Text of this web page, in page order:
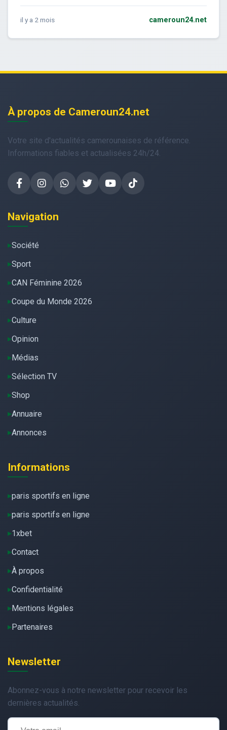
il y a 2 mois cameroun24.net
À propos de Cameroun24.net
Votre site d'actualités camerounaises de référence.
Informations fiables et actualisées 24h/24.
Navigation
Société
Sport
CAN Féminine 2026
Coupe du Monde 2026
Culture
Opinion
Médias
Sélection TV
Shop
Annuaire
Annonces
Informations
paris sportifs en ligne
paris sportifs en ligne
1xbet
Contact
À propos
Confidentialité
Mentions légales
Partenaires
Newsletter
Abonnez-vous à notre newsletter pour recevoir les
dernières actualités.